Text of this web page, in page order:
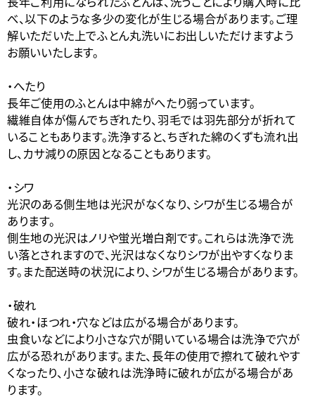
べ、以下のような多少の変化が生じる場合があります。ご理
解いただいた上でふとん丸洗いにお出しいただけますよう
お願いいたします。
・へたり
長年ご使用のふとんは中綿がへたり弱っています。
繊維自体が傷んでちぎれたり、羽毛では羽先部分が折れて
いることもあります。洗浄すると、ちぎれた綿のくずも流れ出
し、カサ減りの原因となることもあります。
・シワ
光沢のある側生地は光沢がなくなり、シワが生じる場合が
あります。
側生地の光沢はノリや蛍光増白剤です。これらは洗浄で洗
い落とされますので、光沢はなくなりシワが出やすくなりま
す。また配送時の状況により、シワが生じる場合があります。
・破れ
破れ・ほつれ・穴などは広がる場合があります。
虫食いなどにより小さな穴が開いている場合は洗浄で穴が
広がる恐れがあります。また、長年の使用で擦れて破れやす
くなったり、小さな破れは洗浄時に破れが広がる場合があ
ります。